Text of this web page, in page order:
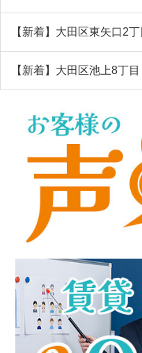
【新着】大田区東矢口2
【新着】大田区池上8丁